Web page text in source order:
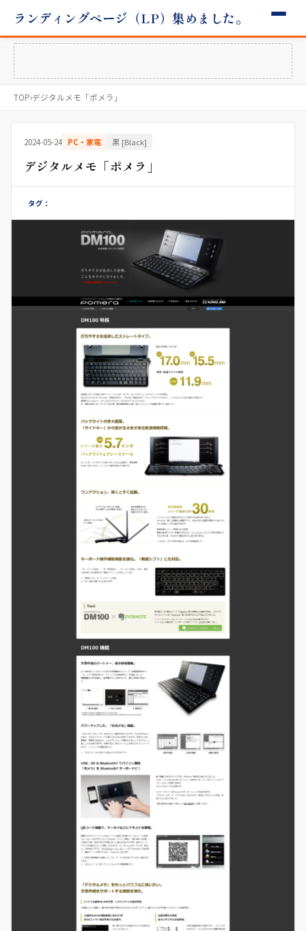
ランディングページ（LP）集めました。
TOP›デジタルメモ「ポメラ」
2024-05-24 PC・家電 黒 [Black]
デジタルメモ「ポメラ」
タグ：